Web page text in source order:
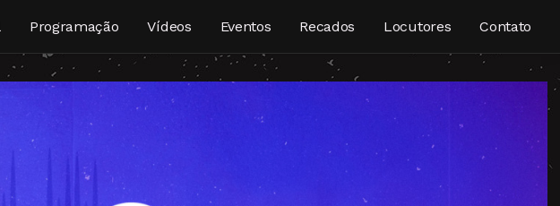
Programação Vídeos Eventos Recados Locutores Contato